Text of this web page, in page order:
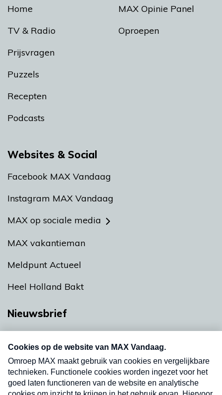
Home
TV & Radio
Prijsvragen
Puzzels
Recepten
Podcasts
MAX Opinie Panel
Oproepen
Websites & Social
Facebook MAX Vandaag
Instagram MAX Vandaag
MAX op sociale media
MAX vakantieman
Meldpunt Actueel
Heel Holland Bakt
Nieuwsbrief
nieuwsbrief. Elke vrijdag- en dinsdagochtend in
uw mailbox.
Verzend